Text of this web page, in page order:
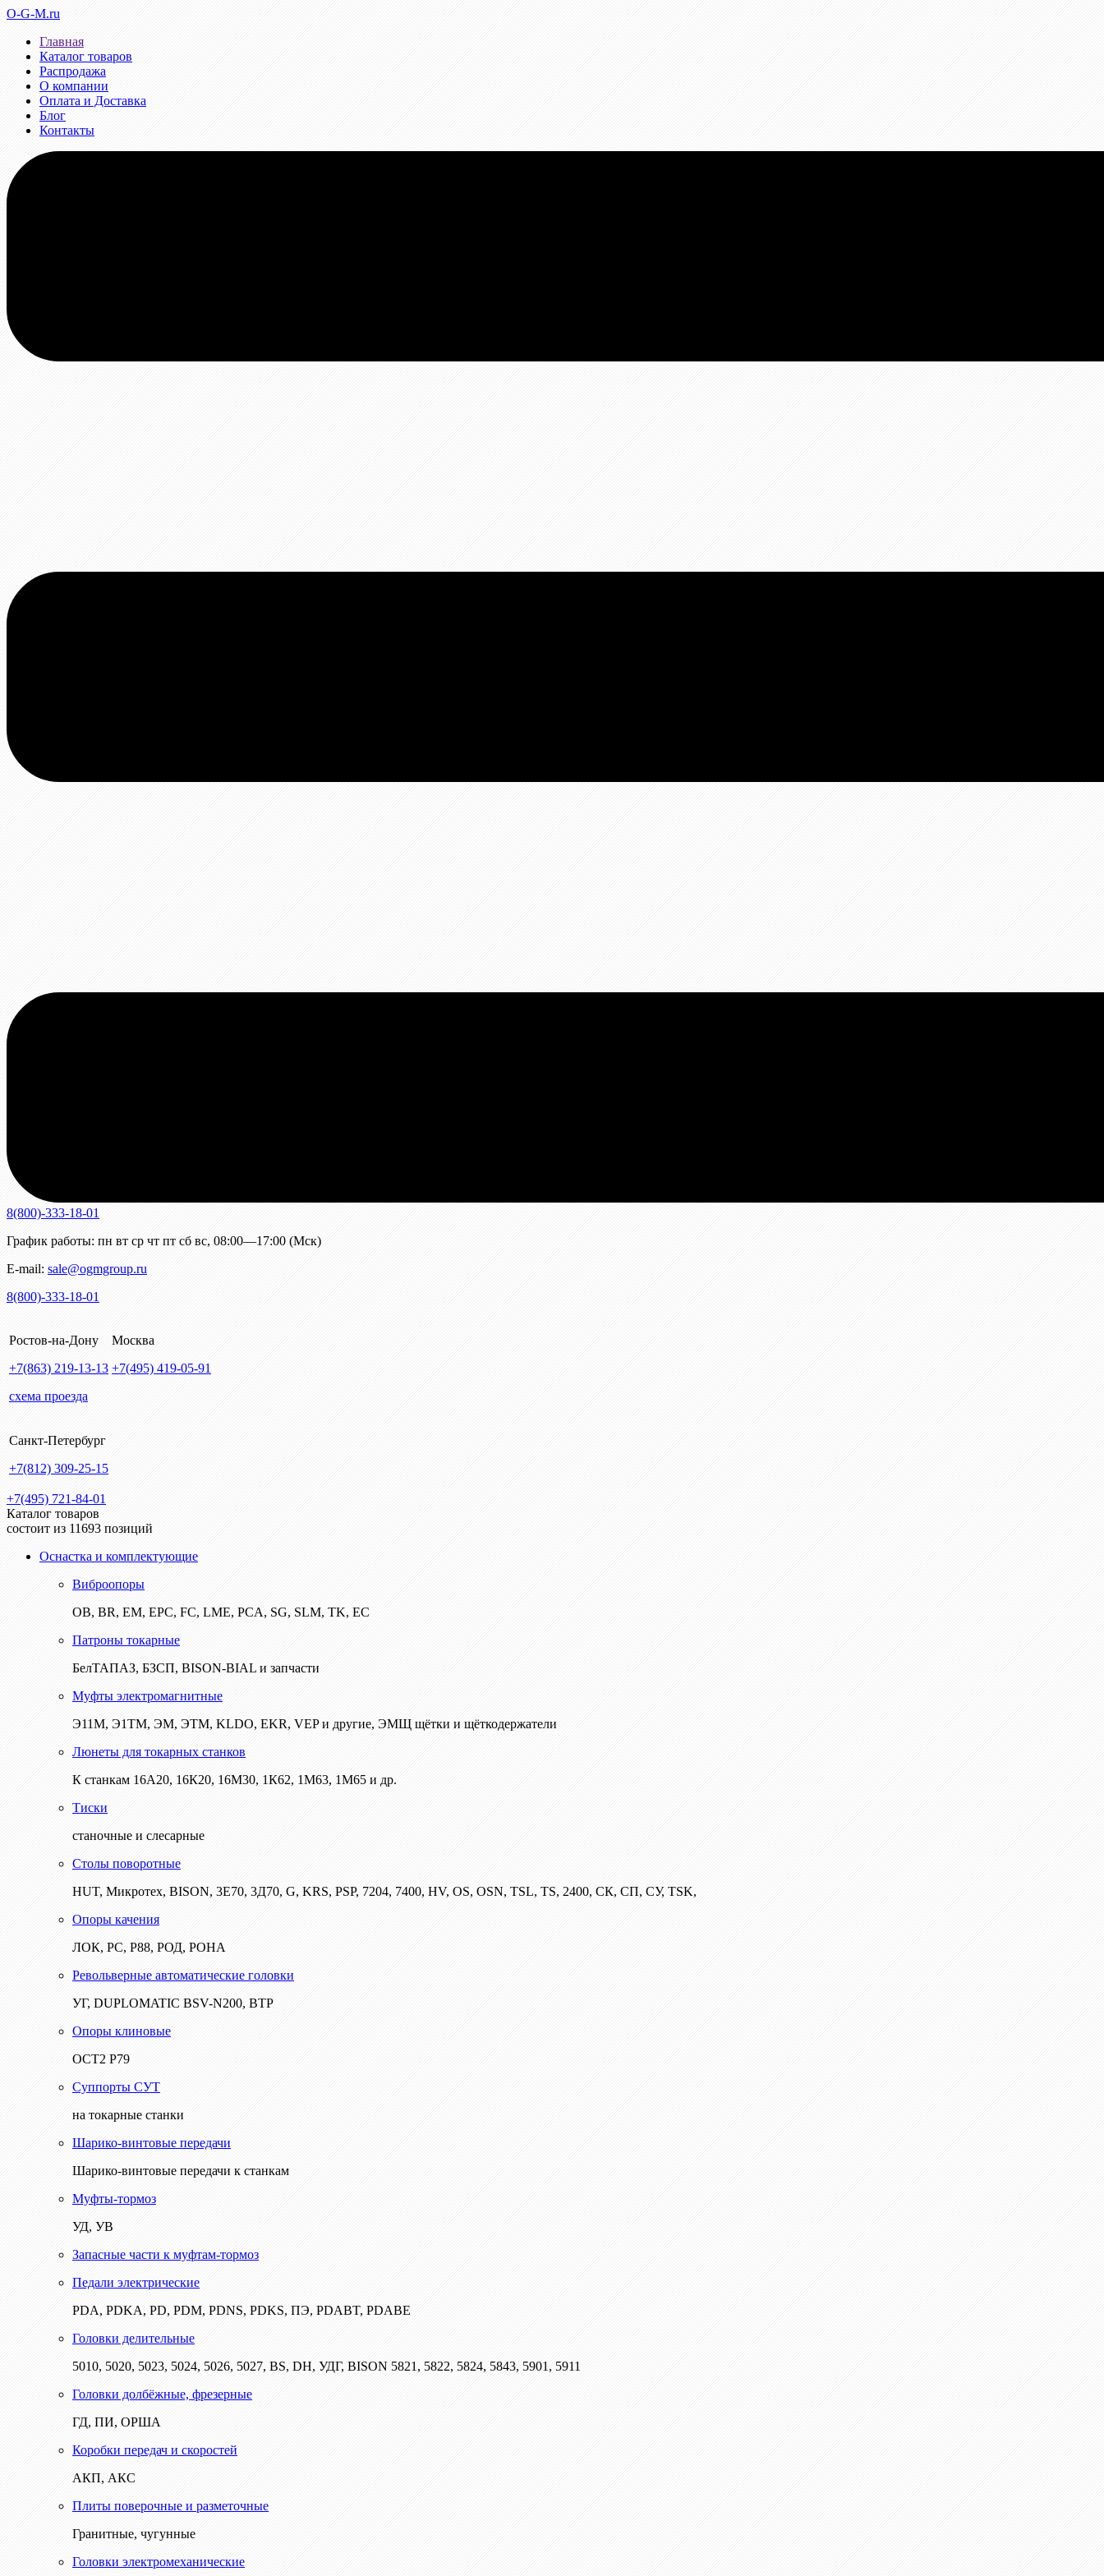
O-G-M.ru
Главная
Каталог товаров
Распродажа
О компании
Оплата и Доставка
Блог
Контакты
8(800)-333-18-01
График работы: пн вт ср чт пт сб вс, 08:00—17:00 (Мск)
E-mail: sale@ogmgroup.ru
8(800)-333-18-01
Ростов-на-Дону
+7(863) 219-13-13
схема проезда
Москва
+7(495) 419-05-91
Санкт-Петербург
+7(812) 309-25-15
+7(495) 721-84-01
Каталог товаров
состоит из 11693 позиций
Оснастка и комплектующие
Виброопоры
ОВ, BR, EM, EPC, FC, LME, PCA, SG, SLM, TK, EC
Патроны токарные
БелТАПАЗ, БЗСП, BISON-BIAL и запчасти
Муфты электромагнитные
Э11М, Э1ТМ, ЭМ, ЭТМ, KLDO, EKR, VEP и другие, ЭМЩ щётки и щёткодержатели
Люнеты для токарных станков
К станкам 16А20, 16К20, 16М30, 1К62, 1М63, 1М65 и др.
Тиски
станочные и слесарные
Столы поворотные
HUT, Микротех, BISON, 3Е70, 3Д70, G, KRS, PSP, 7204, 7400, HV, OS, OSN, TSL, TS, 2400, СК, СП, СУ, TSK,
Опоры качения
ЛОК, РС, Р88, РОД, РОНА
Револьверные автоматические головки
УГ, DUPLOMATIC BSV-N200, ВТР
Опоры клиновые
ОСТ2 Р79
Суппорты СУТ
на токарные станки
Шарико-винтовые передачи
Шарико-винтовые передачи к станкам
Муфты-тормоз
УД, УВ
Запасные части к муфтам-тормоз
Педали электрические
PDA, PDKA, PD, PDM, PDNS, PDKS, ПЭ, PDABT, PDABE
Головки делительные
5010, 5020, 5023, 5024, 5026, 5027, BS, DH, УДГ, BISON 5821, 5822, 5824, 5843, 5901, 5911
Головки долбёжные, фрезерные
ГД, ПИ, ОРША
Коробки передач и скоростей
АКП, АКС
Плиты поверочные и разметочные
Гранитные, чугунные
Головки электромеханические